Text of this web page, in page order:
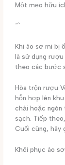
Một mẹo hữu
“`
Khi áo sơ mi bị
là sử dụng
theo các bước
Hòa trộn rượu
hỗn hợp lên
chải hoặc ngón
sạch. Tiếp
Cuối cùng, hãy
Khôi phục áo